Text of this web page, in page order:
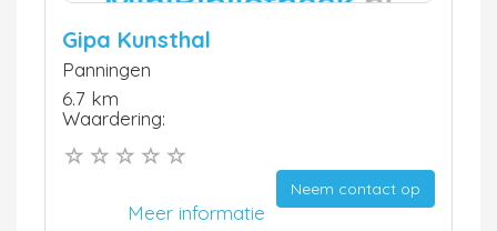
Gipa Kunsthal
Panningen
6.7 km
Waardering:
Neem contact op
Meer informatie